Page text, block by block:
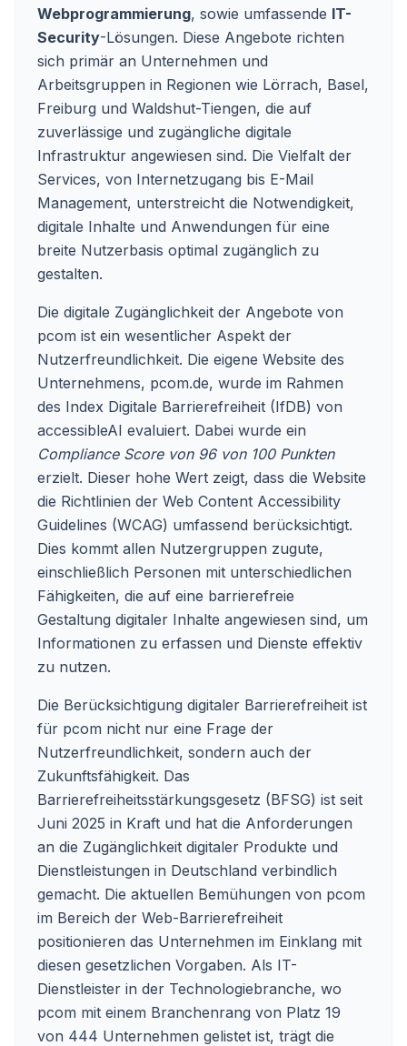
Webprogrammierung, sowie umfassende IT-
Security-Lösungen. Diese Angebote richten
sich primär an Unternehmen und
Arbeitsgruppen in Regionen wie Lörrach, Basel,
Freiburg und Waldshut-Tiengen, die auf
zuverlässige und zugängliche digitale
Infrastruktur angewiesen sind. Die Vielfalt der
Services, von Internetzugang bis E-Mail
Management, unterstreicht die Notwendigkeit,
digitale Inhalte und Anwendungen für eine
breite Nutzerbasis optimal zugänglich zu
gestalten.
Die digitale Zugänglichkeit der Angebote von
pcom ist ein wesentlicher Aspekt der
Nutzerfreundlichkeit. Die eigene Website des
Unternehmens, pcom.de, wurde im Rahmen
des Index Digitale Barrierefreiheit (IfDB) von
accessibleAI evaluiert. Dabei wurde ein
Compliance Score von 96 von 100 Punkten
erzielt. Dieser hohe Wert zeigt, dass die Website
die Richtlinien der Web Content Accessibility
Guidelines (WCAG) umfassend berücksichtigt.
Dies kommt allen Nutzergruppen zugute,
einschließlich Personen mit unterschiedlichen
Fähigkeiten, die auf eine barrierefreie
Gestaltung digitaler Inhalte angewiesen sind, um
Informationen zu erfassen und Dienste effektiv
zu nutzen.
Die Berücksichtigung digitaler Barrierefreiheit ist
für pcom nicht nur eine Frage der
Nutzerfreundlichkeit, sondern auch der
Zukunftsfähigkeit. Das
Barrierefreiheitsstärkungsgesetz (BFSG) ist seit
Juni 2025 in Kraft und hat die Anforderungen
an die Zugänglichkeit digitaler Produkte und
Dienstleistungen in Deutschland verbindlich
gemacht. Die aktuellen Bemühungen von pcom
im Bereich der Web-Barrierefreiheit
positionieren das Unternehmen im Einklang mit
diesen gesetzlichen Vorgaben. Als IT-
Dienstleister in der Technologiebranche, wo
pcom mit einem Branchenrang von Platz 19
von 444 Unternehmen gelistet ist, trägt die